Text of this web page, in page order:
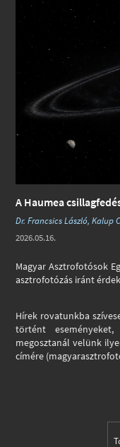
A Haumea
Dr. Francsics László, Kalup
2026.05.16.
Magyar Asztrofotósok
asztrofotózás iránt
Hírek rovatunkba
történt
megosztanál velünk
címére